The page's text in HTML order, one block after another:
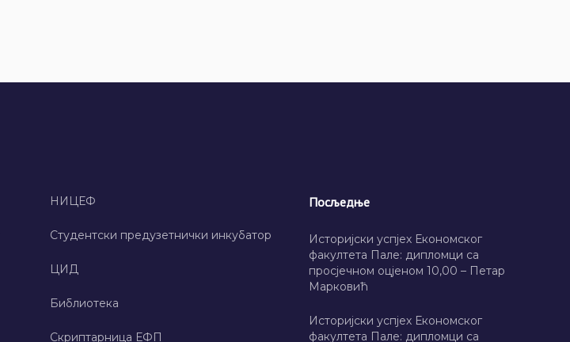
НИЦЕФ
Студентски предузетнички инкубатор
ЦИД
Библиотека
Скриптарница ЕФП
Посљедње
Историјски успјех Економског
факултета Пале: дипломци са
просјечном оцјеном 10,00 – Петар
Марковић
Историјски успјех Економског
факултета Пале: дипломци са